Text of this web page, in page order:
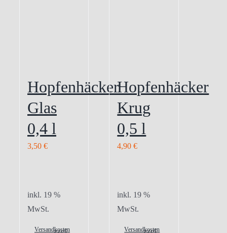
Hopfenhäcker
Glas
0,4 l
3,50 €
inkl. 19 %
MwSt.
zzgl.
Versandkosten
Hopfenhäcker
Krug
0,5 l
4,90€
inkl. 19 %
MwSt.
zzgl.
Versandkosten